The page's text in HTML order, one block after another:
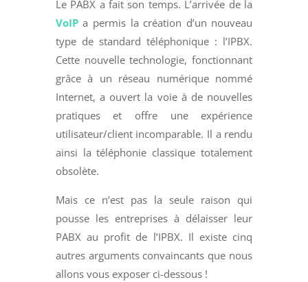
Le PABX a fait son temps. L’arrivée de la
VoIPa permis la création d’un nouveau
type de standard téléphonique : l’IPBX.
Cette nouvelle technologie, fonctionnant
grâce à un réseau numérique nommé
Internet, a ouvert la voie à de nouvelles
pratiques et offre une expérience
utilisateur/client incomparable. Il a rendu
ainsi la téléphonie classique totalement
obsolète.
Mais ce n’est pas la seule raison qui
pousse les entreprises à délaisser leur
PABX au profit de l’IPBX. Il existe cinq
autres arguments convaincants que nous
allons vous exposer ci-dessous !